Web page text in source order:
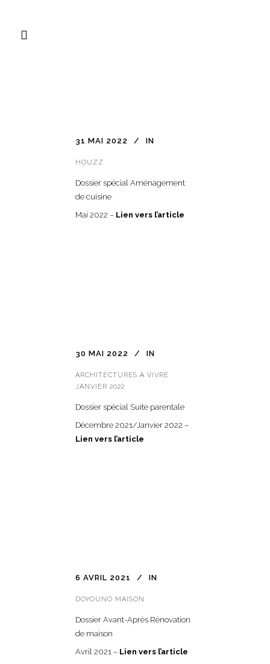
31 MAI 2022 IN
HOUZZ
Dossier spécial Aménagement
de cuisine
Mai 2022 – Lien vers l’article
30 MAI 2022 IN
ARCHITECTURES À VIVRE
JANVIER 2022
Dossier spécial Suite parentale
Décembre 2021/Janvier 2022 –
Lien vers l’article
6 AVRIL 2021 IN
DOYOUNO MAISON
Dossier Avant-Après Rénovation
de maison
Avril 2021 – Lien vers l’article